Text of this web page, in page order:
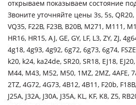
2002 - 2006 1 поколение (S50), 2006 -
рестайлинг (S50)
Infiniti G35
2002 - 2007 3 поколение
Infiniti JX-Series
2012 - 2014 1 поколение (L50)
Infiniti M35
открываем показываем состояние
Звоните уточняйте цены 3s, 5s, QR20,
VQ35, F22B, F23B, B20B, M271, M111,
HR16, HR15, AJ, GE, GY, LF, L3, ZY, ZJ,
4g18, 4g93, 4g92, 6g72, 6g73, 6g74,
k20, k24, ka24de, SR20, SR18, EJ18,
M44, M43, M52, M50, 1MZ, 2MZ, 4AFE,
2TZ, 4G72, 4G73, 4B12, 4B11, F20b,
J25A, J32A, J30A, J35A, KL, KF, K8, Z5,